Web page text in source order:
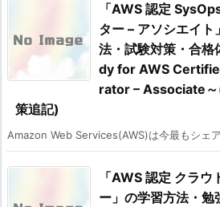
「AWS 認定
ター – アソシエイ
法・試験対策・合
dy for AWS
rator – Associate
策追記)
Amazon Web Services(AWS)は今最もシェ
「AWS 認定 クラ
ー」の学習方法・